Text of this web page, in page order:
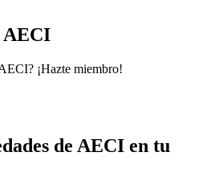
AECI
¡Hazte miembro!
de AECI en tu